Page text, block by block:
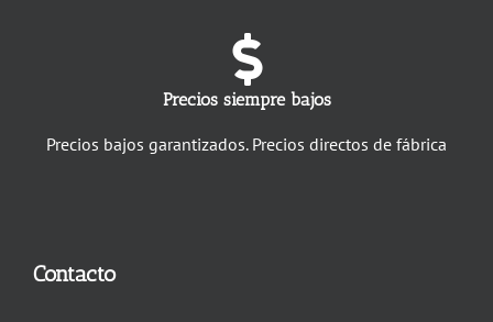
Precios siempre bajos
Precios bajos garantizados. Precios directos de fábrica
Contacto